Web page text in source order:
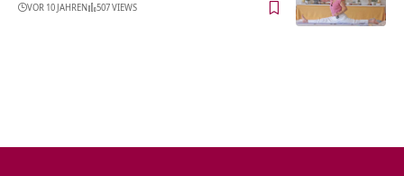
VOR 10 JAHREN 507 VIEWS